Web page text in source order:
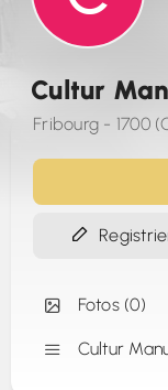
Cultur
Fribourg - 1700
Fotos (0)
Cultur